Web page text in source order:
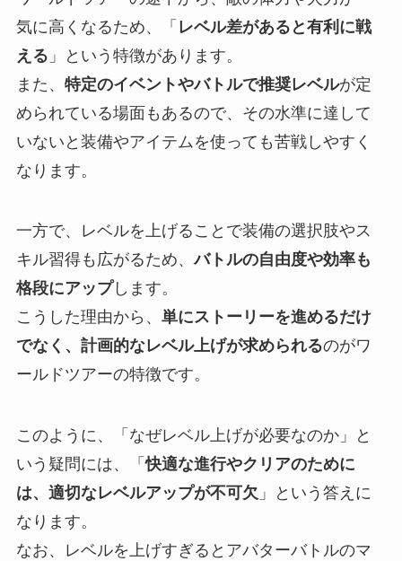
気に高くなるため、「 レベル差があると有利に戦
える 」という特徴があります。
また、 特定のイベントやバトルで推奨レベルが定
められている場面もあるので、その水準に達して
いないと装備やアイテムを使っても苦戦しやすく
なります。
一方で、レベルを上げることで装備の選択肢やス
キル習得も広がるため、バトルの自由度や効率も
格段にアップします。
こうした理由から、 単にストーリーを進めるだけ
でなく、計画的なレベル上げが求められるのがワ
ールドツアーの特徴です。
このように、「なぜレベル上げが必要なのか」と
いう疑問には、「快適な進行やクリアのために
は、適切なレベルアップが不可欠 」という答えに
なります。
なお、レベルを上げすぎるとアバターバトルのマ